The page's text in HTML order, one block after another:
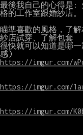
最後我自己的心得是:
格的工作室跟婚紗店。
瞄準喜歡的風格，了
紗店試穿、了解包套
很快就可以知道是哪
https://imgur.com/
https://imgur.com/
https://imgur.com/